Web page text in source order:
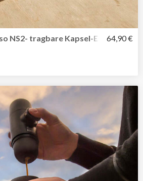
NS2- tragbare Kapsel- 64,90 €